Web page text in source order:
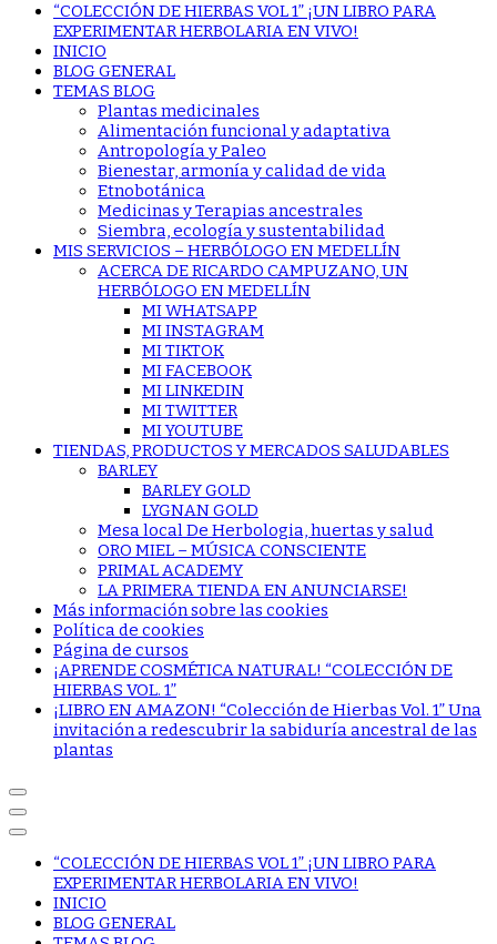
“COLECCIÓN DE HIERBAS VOL 1” ¡UN LIBRO PARA
EXPERIMENTAR HERBOLARIA EN VIVO!
INICIO
BLOG GENERAL
TEMAS BLOG
Plantas medicinales
Alimentación funcional y adaptativa
Antropología y Paleo
Bienestar, armonía y calidad de vida
Etnobotánica
Medicinas y Terapias ancestrales
Siembra, ecología y sustentabilidad
MIS SERVICIOS – HERBÓLOGO EN MEDELLÍN
ACERCA DE RICARDO CAMPUZANO, UN
HERBÓLOGO EN MEDELLÍN
MI WHATSAPP
MI INSTAGRAM
MI TIKTOK
MI FACEBOOK
MI LINKEDIN
MI TWITTER
MI YOUTUBE
TIENDAS, PRODUCTOS Y MERCADOS SALUDABLES
BARLEY
BARLEY GOLD
LYGNAN GOLD
Mesa local De Herbologia, huertas y salud
ORO MIEL – MÚSICA CONSCIENTE
PRIMAL ACADEMY
LA PRIMERA TIENDA EN ANUNCIARSE!
Más información sobre las cookies
Política de cookies
Página de cursos
¡APRENDE COSMÉTICA NATURAL! “COLECCIÓN DE
HIERBAS VOL. 1”
¡LIBRO EN AMAZON! “Colección de Hierbas Vol. 1” Una
invitación a redescubrir la sabiduría ancestral de las
plantas
“COLECCIÓN DE HIERBAS VOL 1” ¡UN LIBRO PARA
EXPERIMENTAR HERBOLARIA EN VIVO!
INICIO
BLOG GENERAL